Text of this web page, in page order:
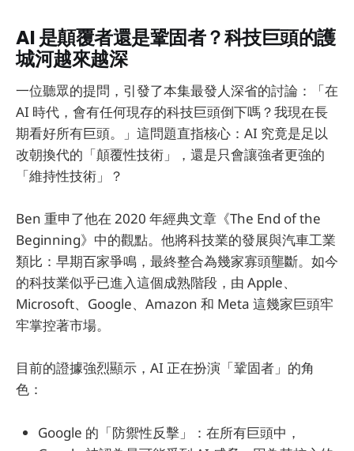
AI 是顛覆者還是鞏固者？科技巨頭的護
城河越來越深
一位聽眾的提問，引發了本集最發人深省的討論：「在
AI 時代，會有任何現存的科技巨頭倒下嗎？我現在長
期看好所有巨頭。」這問題直指核心：AI 究竟是足以
改朝換代的「顛覆性技術」，還是只會讓強者更強的
「維持性技術」？
Ben 重申了他在 2020 年經典文章《The End of the
Beginning》中的觀點。他將科技業的發展與汽車工業
類比：早期百家爭鳴，最終整合為幾家寡頭壟斷。如今
的科技業似乎已進入這個成熟階段，由 Apple、
Microsoft、Google、Amazon 和 Meta 這幾家巨頭牢
牢掌控著市場。
目前的證據強烈顯示，AI 正在扮演「鞏固者」的角
色：
Google 的「防禦性反擊」：在所有巨頭中，